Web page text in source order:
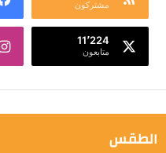
مشتركون
11٬224
متابعون
الطقس